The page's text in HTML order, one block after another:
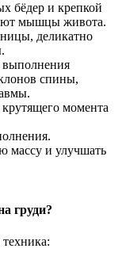
бёдер и крепкой
мышцы живота.
деликатно
выполнения
спины,
момента
массу и улучшать
груди?